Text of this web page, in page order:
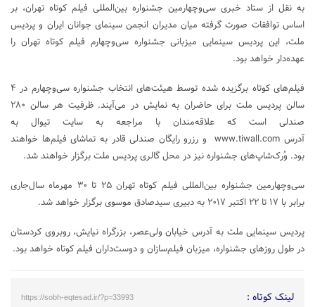
به نقل از ستاد خبری سی‌وچهارمین جشنواره بین‌المللی فیلم کوتاه تهران، بر
اساس توافقات صورت گرفته میان مدیران انجمن سینمای جوانان ایران و پردیس
ملت، این پردیس سینمایی میزبانی جشنواره سی‌وچهارم فیلم کوتاه تهران را
عهده‌دار خواهد بود.
فیلم‌های کوتاه برگزیده شده توسط هیئت‌های انتخاب جشنواره سی‌وچهارم در ۴
سالن پردیس ملت برای حاضران به نمایش در می‌آیند. ظرفیت هر سالن ۲۸۰
صندلی است که علاقه‌مندان با مراجعه به سایت تیوال به
آدرس www.tiwall.com و رزرو رایگان صندلی قادر به تماشای فیلم‌ها خواهند
بود. وُرک‌شاپ‌های جشنواره نیز در محل گالری پردیس ملت برگزار خواهند شد.
سی‌وچهارمین جشنواره بین‌المللی فیلم کوتاه تهران ۲۵ تا ۳۰ مهرماه سال‌جاری
برابر با ۱۷ تا ۲۲ اکتبر ۲۰۱۷ به دبیری سیدصادق موسوی برگزار خواهد شد.
پردیس سینمایی ملت به آدرس خیابان ولی‌عصر، بزرگراه نیایش، روبروی کردستان
در طول روزهای جشنواره، میزبان فیلم‌سازان و دوست‌داران فیلم کوتاه خواهد بود.
لینک کوتاه : https://sobh-eqtesad.ir/?p=33993